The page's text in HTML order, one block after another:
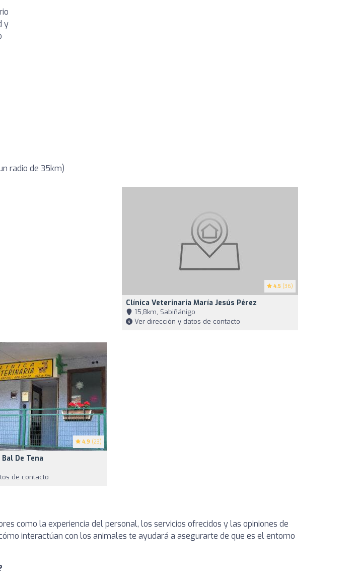
y
radio de 35km)
4.5 (36)
Clínica Veterinaria María Jesús Pérez
15,8km, Sabiñánigo
Ver dirección y datos de contacto
4.9 (23)
De Tena
de contacto
como la experiencia del personal, los servicios ofrecidos y las opiniones de
interactúan con los animales te ayudará a asegurarte de que es el entorno